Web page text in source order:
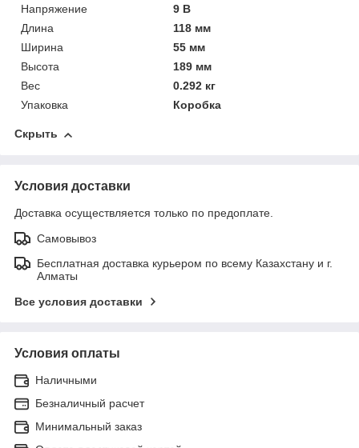
Напряжение
9 В
Длина
118 мм
Ширина
55 мм
Высота
189 мм
Вес
0.292 кг
Упаковка
Коробка
Скрыть
Условия доставки
Доставка осуществляется только по предоплате.
Самовывоз
Бесплатная доставка курьером по всему Казахстану и г.
Алматы
Все условия доставки
Условия оплаты
Наличными
Безналичный расчет
Минимальный заказ